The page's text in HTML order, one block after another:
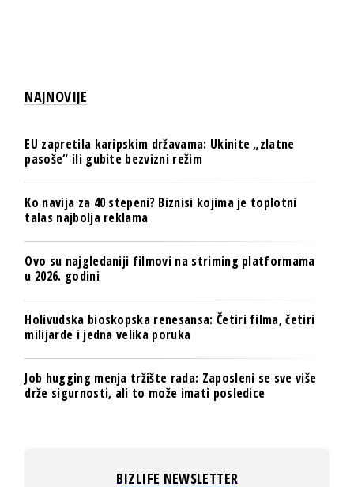
NAJNOVIJE
EU zapretila karipskim državama: Ukinite „zlatne
pasoše“ ili gubite bezvizni režim
Ko navija za 40 stepeni? Biznisi kojima je toplotni
talas najbolja reklama
Ovo su najgledaniji filmovi na striming platformama
u 2026. godini
Holivudska bioskopska renesansa: Četiri filma, četiri
milijarde i jedna velika poruka
Job hugging menja tržište rada: Zaposleni se sve više
drže sigurnosti, ali to može imati posledice
BIZLIFE NEWSLETTER